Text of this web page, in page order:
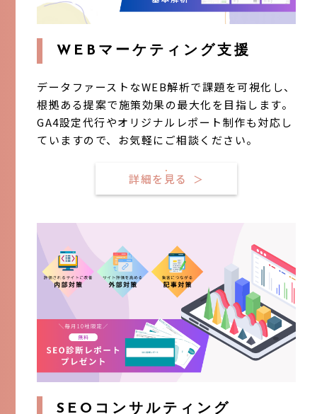
WEBマーケティング支援
データファーストなWEB解析で課題を可視化し、
根拠ある提案で施策効果の最大化を目指します。
GA4設定代行やオリジナルレポート制作も対応し
ていますので、お気軽にご相談ください。
詳細を見る ＞
SEOコンサルティング